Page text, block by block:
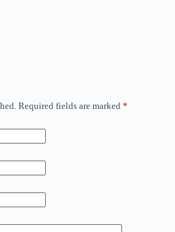
Required fields are marked *